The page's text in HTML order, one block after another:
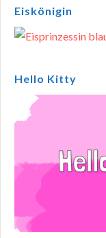
Eiskönigin
Hello Kitty